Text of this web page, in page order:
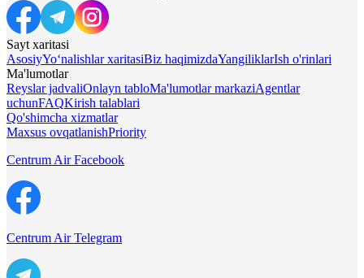
Sayt xaritasi
AsosiyYo‘nalishlar xaritasiBiz haqimizdaYangiliklarIsh o'rinlari
Ma'lumotlar
Reyslar jadvaliOnlayn tabloMa'lumotlar markaziAgentlar
uchunFAQKirish talablari
Qo'shimcha xizmatlar
Maxsus ovqatlanishPriority
Centrum Air Facebook
Centrum Air Telegram